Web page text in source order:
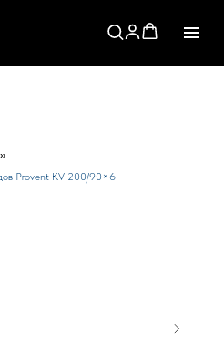
»
Provent KV 200/90×6